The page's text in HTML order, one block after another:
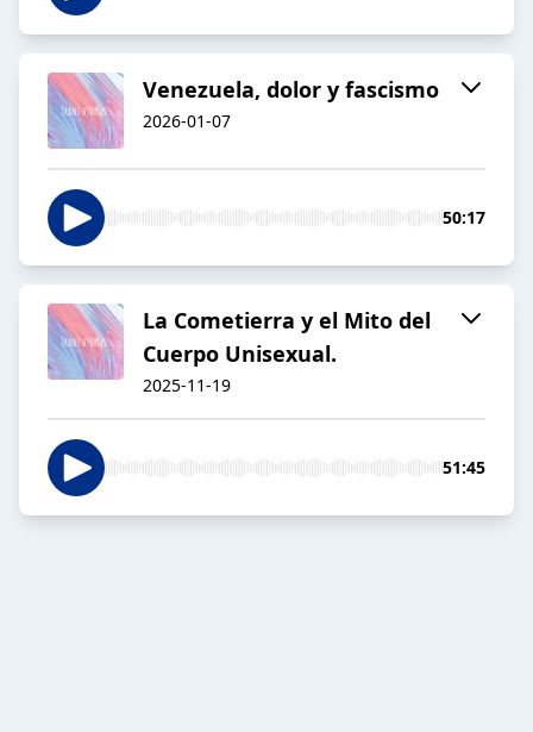
Venezuela, dolor y fascismo
2026-01-07
50:17
La Cometierra y el Mito del
Cuerpo Unisexual.
2025-11-19
51:45